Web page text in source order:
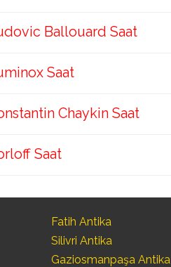
Ballouard Saat
Saat
Chaykin Saat
Saat
Fatih Antika
Silivri Antika
Gaziosmanpaşa Antika